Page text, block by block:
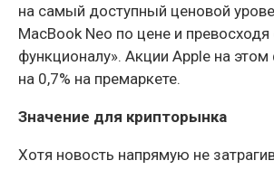
на самый доступный ценовой
MacBook Neo по цене и превосходя
функционалу». Акции Apple на
на 0,7% на премаркете.
Значение для крипторынка
Хотя новость напрямую не